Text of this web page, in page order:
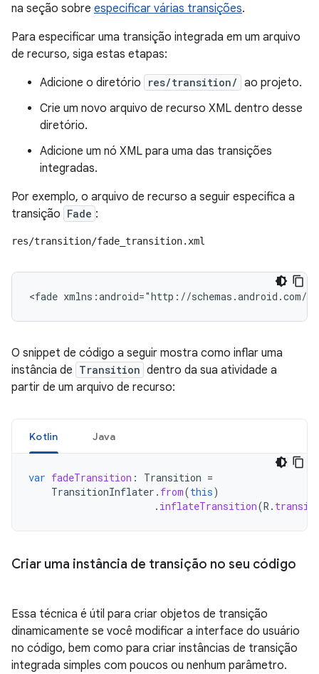
na seção sobre especificar várias transições.
Para especificar uma transição integrada em um arquivo
de recurso, siga estas etapas:
Adicione o diretório
res/transition/ ao projeto.
Crie um novo arquivo de recurso XML dentro desse
diretório.
Adicione um nó XML para uma das transições
integradas.
Por exemplo, o arquivo de recurso a seguir especifica a
transição Fade :
res/transition/fade_transition.xml
<fade xmlns:android="http://schemas.android.com/
O snippet de código a seguir mostra como inflar uma
instância de Transition dentro da sua atividade a
partir de um arquivo de recurso:
Kotlin Java
var fadeTransition : Transition =
TransitionInflater . from(this)
. inflateTransition(R .
Criar uma instância de transição no seu código
Essa técnica é útil para criar objetos de transição
dinamicamente se você modificar a interface do usuário
no código, bem como para criar instâncias de transição
integrada simples com poucos ou nenhum parâmetro.